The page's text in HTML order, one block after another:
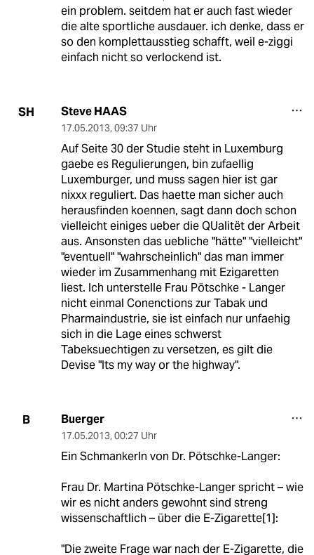
ein problem. seitdem hat er auch fast wieder
die alte sportliche ausdauer. ich denke, dass er
so den komplettausstieg schafft, weil e-ziggi
einfach nicht so verlockend ist.
SH Steve HAAS
17.05.2013, 09:37 Uhr
Auf Seite 30 der Studie steht in Luxemburg
gaebe es Regulierungen, bin zufaellig
Luxemburger, und muss sagen hier ist gar
nixxx reguliert. Das haette man sicher auch
herausfinden koennen, sagt dann doch schon
vielleicht einiges ueber die QUalitët der Arbeit
aus. Ansonsten das uebliche "hätte" "vielleicht"
"eventuell" "wahrscheinlich" das man immer
wieder im Zusammenhang mit Ezigaretten
liest. Ich unterstelle Frau Pötschke - Langer
nicht einmal Conenctions zur Tabak und
Pharmaindustrie, sie ist einfach nur unfaehig
sich in die Lage eines schwerst
Tabeksuechtigen zu versetzen, es gilt die
Devise "Its my way or the highway".
B Buerger
17.05.2013, 00:27 Uhr
Ein Schmankerln von Dr. Pötschke-Langer:
Frau Dr. Martina Pötschke-Langer spricht – wie
wir es nicht anders gewohnt sind streng
wissenschaftlich – über die E-Zigarette[1]:
"Die zweite Frage war nach der E-Zigarette, die